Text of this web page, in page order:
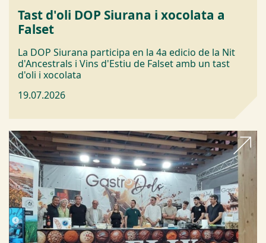
Tast d'oli DOP Siurana i xocolata a
Falset
La DOP Siurana participa en la 4a edicio de la Nit
d'Ancestrals i Vins d'Estiu de Falset amb un tast
d'oli i xocolata
19.07.2026